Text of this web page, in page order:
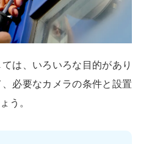
は、いろいろな目的があり
必要なカメラの条件と設置
う。